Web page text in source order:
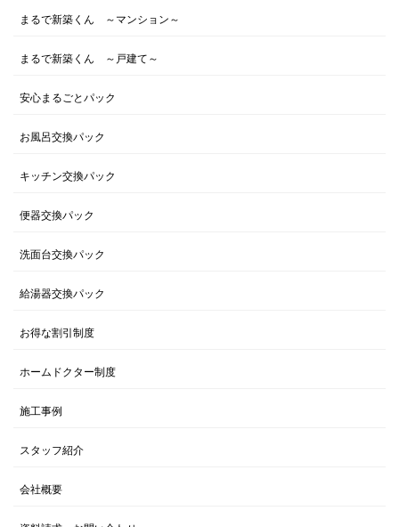
まるで新築くん ～マンション～
まるで新築くん ～戸建て～
安心まるごとパック
お風呂交換パック
キッチン交換パック
便器交換パック
洗面台交換パック
給湯器交換パック
お得な割引制度
ホームドクター制度
施工事例
スタッフ紹介
会社概要